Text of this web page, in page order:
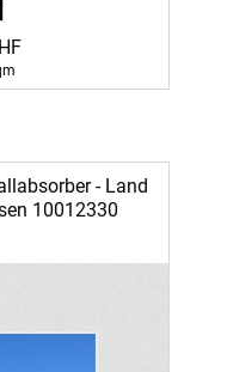
- Land
10012330